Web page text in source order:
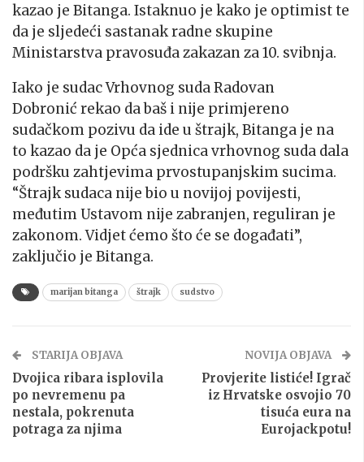
kazao je Bitanga. Istaknuo je kako je optimist te
da je sljedeći sastanak radne skupine
Ministarstva pravosuđa zakazan za 10. svibnja.
Iako je sudac Vrhovnog suda Radovan
Dobronić rekao da baš i nije primjereno
sudačkom pozivu da ide u štrajk, Bitanga je na
to kazao da je Opća sjednica vrhovnog suda dala
podršku zahtjevima prvostupanjskim sucima.
“Štrajk sudaca nije bio u novijoj povijesti,
međutim Ustavom nije zabranjen, reguliran je
zakonom. Vidjet ćemo što će se događati”,
zaključio je Bitanga.
marijan bitanga štrajk sudstvo
STARIJA OBJAVA
Dvojica ribara isplovila
po nevremenu pa
nestala, pokrenuta
potraga za njima
NOVIJA OBJAVA
Provjerite listiće! Igrač
iz Hrvatske osvojio 70
tisuća eura na
Eurojackpotu!